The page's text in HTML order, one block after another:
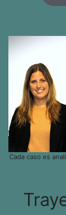
Cada caso es